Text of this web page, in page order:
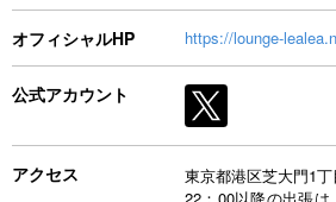
オフィシャルHP https://lounge-
公式アカウント
アクセス
東京都港区芝大門1丁